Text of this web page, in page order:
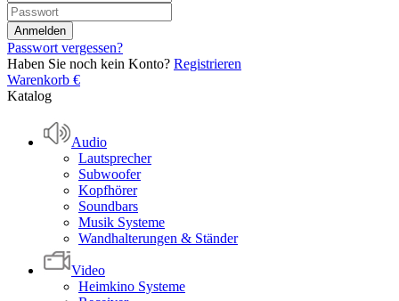
Passwort vergessen?
Haben Sie noch kein Konto? Registrieren
Warenkorb €
Katalog
Audio
Lautsprecher
Subwoofer
Kopfhörer
Soundbars
Musik Systeme
Wandhalterungen & Ständer
Video
Heimkino Systeme